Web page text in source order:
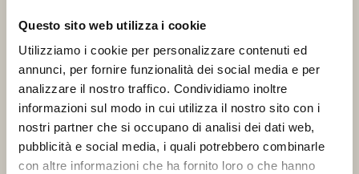
Questo sito web utilizza i cookie
Utilizziamo i cookie per personalizzare contenuti ed
annunci, per fornire funzionalità dei social media e per
analizzare il nostro traffico. Condividiamo inoltre
informazioni sul modo in cui utilizza il nostro sito con i
nostri partner che si occupano di analisi dei dati web,
pubblicità e social media, i quali potrebbero combinarle
con altre informazioni che ha fornito loro o che hanno
Titolare un'ampia gamma di strumenti quali, ad esempio, strumenti
analitici, per la gestione della registrazione degli utenti, per la gestione
dei commenti e del database, per il commercio elettronico, per
l’elaborazione dei pagamenti etc. L’uso di tali strumenti comporta la
raccolta e il trattamento di Dati Personali. Alcuni di questi servizi
funzionano attraverso server dislocati geograficamente in luoghi
differenti, rendendo difficile la determinazione del luogo esatto in cui
vengono conservati i Dati Personali.